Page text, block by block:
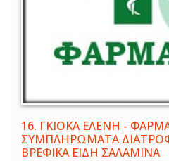
16. ΓΚΙΟΚΑ ΕΛΕΝΗ -
ΣΥΜΠΛΗΡΩΜΑΤΑ
ΒΡΕΦΙΚΑ ΕΙΔΗ ΣΑΛΑΜΙΝΑ